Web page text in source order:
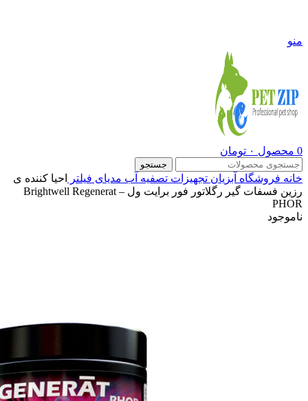
منو
0 محصول ۰ تومان
جستجو
خانه فروشگاه آبزیان تجهیزات تصفیه آب مدیای فیلتر
احیا کننده ی
رزین فسفات گیر رگلاتور فور برایت ول – Brightwell Regenerat
PHOR
ناموجود